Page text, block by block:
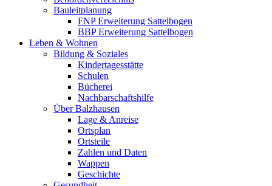
Bauleitplanung
FNP Erweiterung Sattelbogen
BBP Erweiterung Sattelbogen
Leben & Wohnen
Bildung & Soziales
Kindertagesstätte
Schulen
Bücherei
Nachbarschaftshilfe
Über Balzhausen
Lage & Anreise
Ortsplan
Ortsteile
Zahlen und Daten
Wappen
Geschichte